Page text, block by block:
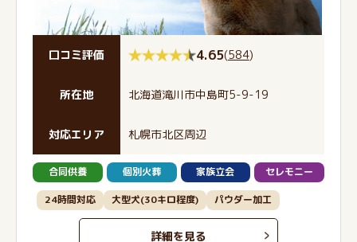
口コミ評価 4.65(584)
所在地 北海道滝川市中島町5-9-19
対応エリア 札幌市北区周辺
合同供養 個別火葬 家族立会 セレモニー
24時間対応 大型犬(30キロ程度) パウダー加工
詳細を見る